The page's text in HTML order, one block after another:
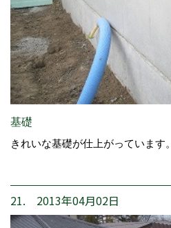
基礎
きれいな基礎が仕上がっています。
21. 2013年04月02日